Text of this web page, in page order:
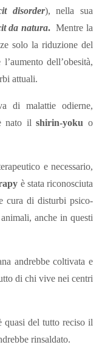
disorder), nella sua
da natura. Mentre la
solo la riduzione del
dell’obesità,
attuali.
di malattie odierne,
è nato ilshirin-yoku o
e necessario,
è stata riconosciuta
cura di disturbi psico-
anche in questi
andrebbe coltivata e
di chi vive nei centri
quasi del tutto reciso il
rinsaldato.